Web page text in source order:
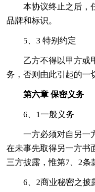
本协议终止之后，
品牌和标识。
5、3 特别约定
乙方不得以甲方或
务，否则由此引起的一
第六章 保密义务
6、1一般义务
一方必须对自另一
在未事先取得另一方书
三方披露，惟第7、2条
6、2商业秘密之披